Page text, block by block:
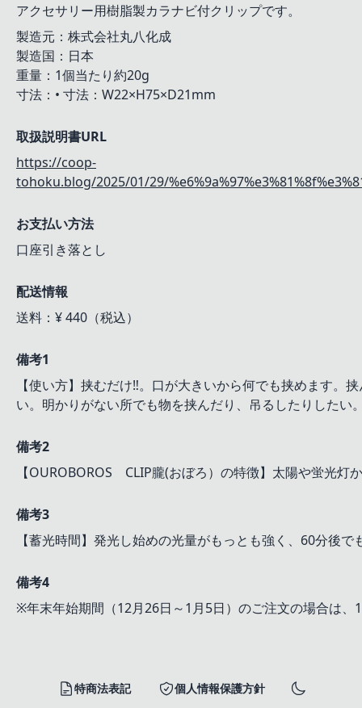
アクセサリー用樹脂製カラナビ付クリップです。
製造元：株式会社丸八化成
製造国：日本
重量：1個当たり約20g
寸法：• 寸法：W22×H75×D21mm
取扱説明書URL
https://coop-
tohoku.blog/2025/01/29/
お支払い方法
口座引き落とし
配送情報
送料：¥ 440（税込）
備考1
【使い方】挟むだけ‼。口が大きいから何でも挟めます
い。明かりがない所でも物を挟んだり、吊るしたりしたい
備考2
【OUROBOROS CLIP朧(おぼろ）の特徴】太陽や蛍光
備考3
【蓄光時間】発光し始めの光量がもっとも強く、60分後
備考4
※年末年始期間（12月26日～1月5日）のご注文の場合は、
特商法表記 個人情報保護方針